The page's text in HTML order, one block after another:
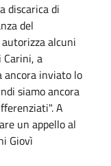
discarica di
del
alcuni
Carini, a
ancora inviato lo
siamo ancora
A
un appello al
Giovì